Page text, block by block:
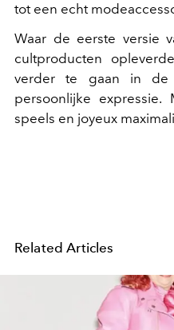
tot een echt
Waar de eerste versie
cultproducten
verder te gaan in de
persoonlijke
speels en joyeux
Related Articles